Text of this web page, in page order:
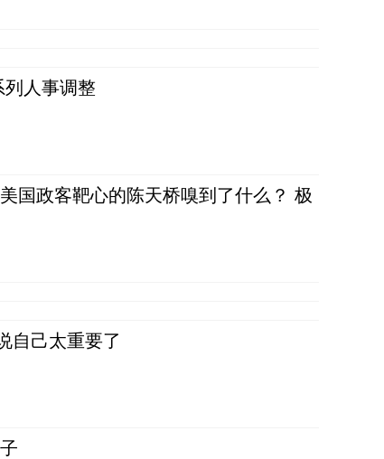
人事调整
国政客靶心的陈天桥嗅到了什么？ 极
自己太重要了